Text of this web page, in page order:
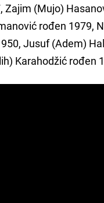
Zajim (Mujo)
rođen 1979,
Jusuf (Adem)
Karahodžić rođen